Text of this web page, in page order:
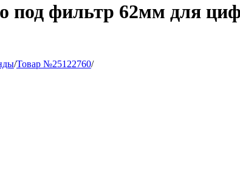
под фильтр 62мм для
/Товар №25122760/